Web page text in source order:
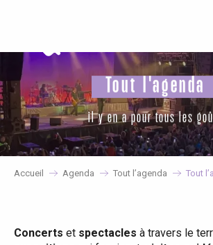
principal
Tout l'agenda
il y en a pour tous les
Accueil Agenda Tout l’agenda Tout
Concerts et spectacles à travers le